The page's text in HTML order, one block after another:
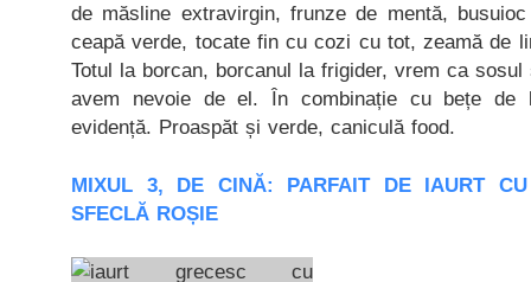
de măsline extravirgin, frunze de mentă,
ceapă verde, tocate fin cu cozi cu tot, zeamă de
Totul la borcan, borcanul la frigider, vrem ca
avem nevoie de el. În combinație cu bețe de
evidență. Proaspăt și verde, caniculă food.
MIXUL 3, DE CINĂ: PARFAIT DE IAURT
SFECLĂ ROȘIE